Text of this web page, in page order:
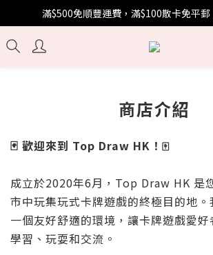
滿$500免順豐運費，滿$100散卡免平
商店介紹
🃏 歡迎來到 Top Draw HK！🀄
成立於2020年6月，Top Draw HK 是
市中玩集玩式卡牌遊戲的終極目的地
一個友好舒適的環境，讓卡牌遊戲愛
學習、玩耍和交流。